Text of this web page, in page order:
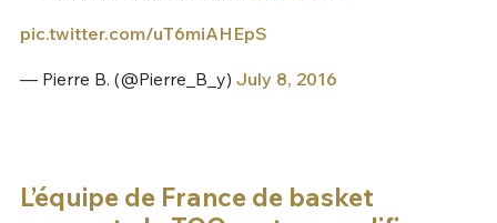
pic.twitter.com/uT6miAHEpS
— Pierre B. (@Pierre_B_y) July 8, 2016
L’équipe de France de basket